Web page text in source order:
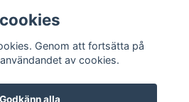
Prenumerera
Genom att fortsätta på
av cookies.
Godkänn alla